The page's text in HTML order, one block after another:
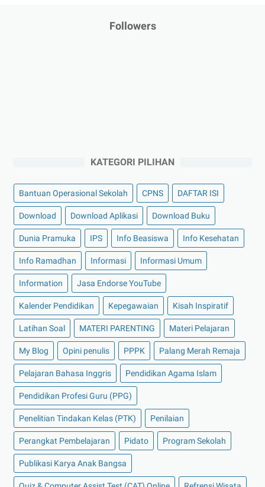
Followers
KATEGORI PILIHAN
Bantuan Operasional Sekolah CPNS DAFTAR ISI
Download Download Aplikasi Download Buku
Dunia Pramuka IPS Info Beasiswa Info Kesehatan
Info Ramadhan Informasi Informasi Umum
Information Jasa Endorse YouTube
Kalender Pendidikan Kepegawaian Kisah Inspiratif
Latihan Soal MATERI PARENTING Materi Pelajaran
My Blog Opini penulis PPPK Palang Merah Remaja
Pelajaran Bahasa Inggris Pendidikan Agama Islam
Pendidikan Profesi Guru (PPG)
Penelitian Tindakan Kelas (PTK) Penilaian
Perangkat Pembelajaran Pidato Program Sekolah
Publikasi Karya Anak Bangsa